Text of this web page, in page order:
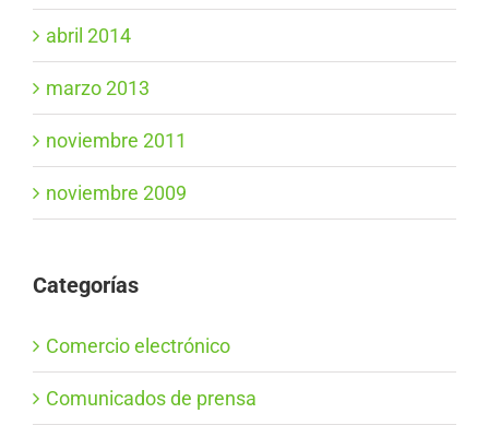
abril 2014
marzo 2013
noviembre 2011
noviembre 2009
Categorías
Comercio electrónico
Comunicados de prensa